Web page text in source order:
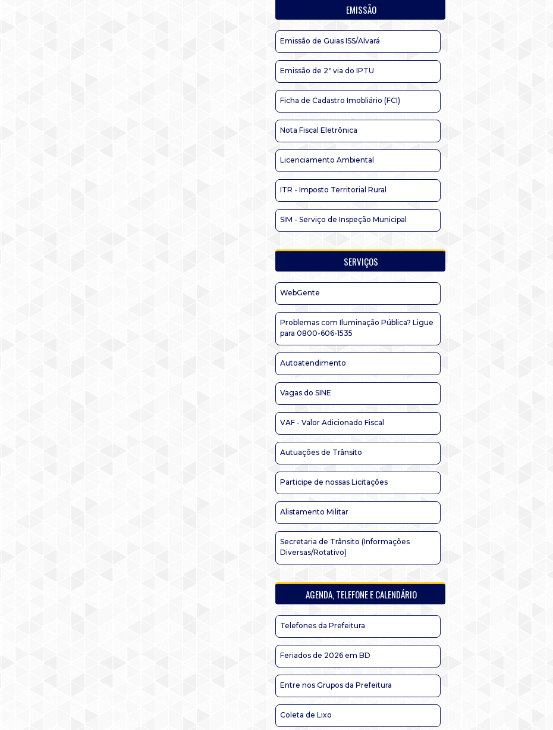
EMISSÃO
Emissão de Guias ISS/Alvará
Emissão de 2ª via do IPTU
Ficha de Cadastro Imobliário (FCI)
Nota Fiscal Eletrônica
Licenciamento Ambiental
ITR - Imposto Territorial Rural
SIM - Serviço de Inspeção Municipal
SERVIÇOS
WebGente
Problemas com Iluminação Pública? Ligue
para 0800-606-1535
Autoatendimento
Vagas do SINE
VAF - Valor Adicionado Fiscal
Autuações de Trânsito
Participe de nossas Licitações
Alistamento Militar
Secretaria de Trânsito (Informações
Diversas/Rotativo)
AGENDA, TELEFONE E CALENDÁRIO
Telefones da Prefeitura
Feriados de 2026 em BD
Entre nos Grupos da Prefeitura
Coleta de Lixo